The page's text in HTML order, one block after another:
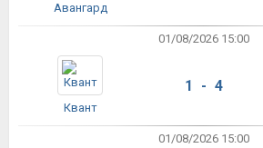
Авангард
01/08/2026 15:00
Квант
1 - 4
01/08/2026 15:00